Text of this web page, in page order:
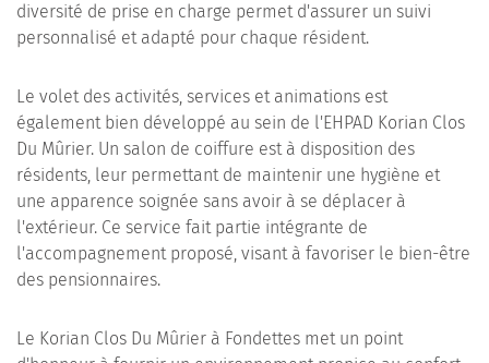
diversité de prise en charge permet d'assurer un suivi
personnalisé et adapté pour chaque résident.
Le volet des activités, services et animations est
également bien développé au sein de l'EHPAD Korian Clos
Du Mûrier. Un salon de coiffure est à disposition des
résidents, leur permettant de maintenir une hygiène et
une apparence soignée sans avoir à se déplacer à
l'extérieur. Ce service fait partie intégrante de
l'accompagnement proposé, visant à favoriser le bien-être
des pensionnaires.
Le Korian Clos Du Mûrier à Fondettes met un point